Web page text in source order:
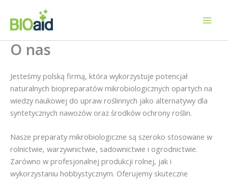
treści
O nas
Jesteśmy polską firmą, która wykorzystuje potencjał
naturalnych biopreparatów mikrobiologicznych opartych na
wiedzy naukowej do upraw roślinnych jako alternatywy dla
syntetycznych nawozów oraz środków ochrony roślin.
Nasze preparaty mikrobiologiczne są szeroko stosowane w
rolnictwie, warzywnictwie, sadownictwie i ogrodnictwie.
Zarówno w profesjonalnej produkcji rolnej, jak i
wykorzystaniu hobbystycznym. Oferujemy skuteczne